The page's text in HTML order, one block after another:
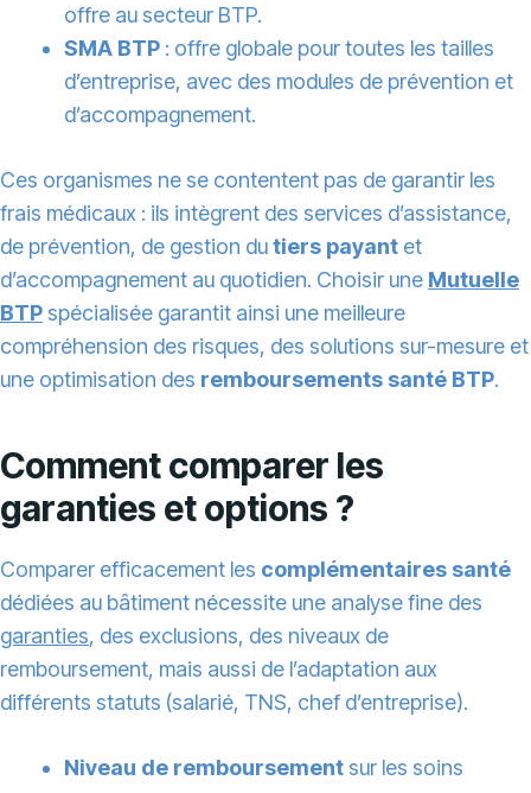
offre au secteur BTP.
SMA BTP : offre globale pour toutes les tailles
d’entreprise, avec des modules de prévention et
d’accompagnement.
Ces organismes ne se contentent pas de garantir les
frais médicaux : ils intègrent des services d’assistance,
de prévention, de gestion dutiers payant et
d’accompagnement au quotidien. Choisir une Mutuelle
BTP spécialisée garantit ainsi une meilleure
compréhension des risques, des solutions sur-mesure et
une optimisation des remboursements santé BTP.
Comment comparer les
garanties et options ?
Comparer efficacement les complémentaires santé
dédiées au bâtiment nécessite une analyse fine des
garanties, des exclusions, des niveaux de
remboursement, mais aussi de l’adaptation aux
différents statuts (salarié, TNS, chef d’entreprise).
Niveau de remboursement sur les soins